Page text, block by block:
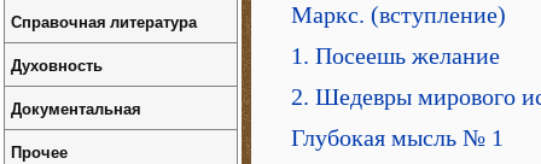
Маркс. (вступление)
1. Посеешь желание
2. Шедевры мирового
Глубокая мысль № 1
Справочная литература
Духовность
Документальная
Прочее